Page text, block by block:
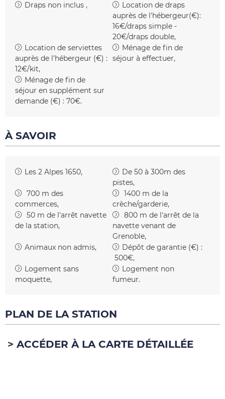
Draps non inclus
Location de draps
auprès de l'hébergeur(€):
16€/draps simple -
20€/draps double
Location de serviettes
auprès de l'hébergeur (€) :
12€/kit
Ménage de fin de
séjour à effectuer
Ménage de fin de
séjour en supplément sur
demande (€) : 70€
À SAVOIR
Les 2 Alpes 1650
De 50 à 300m des
pistes
700 m des
commerces
1400 m de la
crèche/garderie
50 m de l'arrêt navette
de la station
800 m de l'arrêt de la
navette venant de
Grenoble
Animaux non admis
Dépôt de garantie (€) :
500€
Logement sans
moquette
Logement non
fumeur
PLAN DE LA STATION
ACCÉDER À LA CARTE DÉTAILLÉE